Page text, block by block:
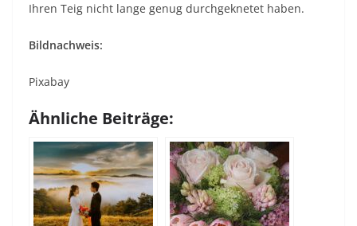
Ihren Teig nicht lange genug durchgeknetet haben.
Bildnachweis:
Pixabay
Ähnliche Beiträge: